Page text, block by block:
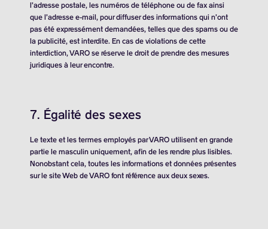
l’adresse postale, les numéros de téléphone ou de fax ainsi
que l’adresse e-mail, pour diffuser des informations qui n’ont
pas été expressément demandées, telles que des spams ou de
la publicité, est interdite. En cas de violations de cette
interdiction, VARO se réserve le droit de prendre des mesures
juridiques à leur encontre.
7. Égalité des sexes
Le texte et les termes employés par VARO utilisent en grande
partie le masculin uniquement, afin de les rendre plus lisibles.
Nonobstant cela, toutes les informations et données présentes
sur le site Web de VARO font référence aux deux sexes.